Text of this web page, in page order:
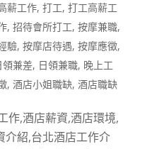
薪工作, 打工, 打工高薪工
, 招待會所打工, 按摩兼職,
驗, 按摩店待遇, 按摩應徵,
領兼差, 日領兼職, 晚上工
, 酒店小姐職缺, 酒店職缺